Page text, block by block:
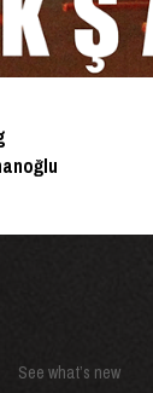
See what’s new